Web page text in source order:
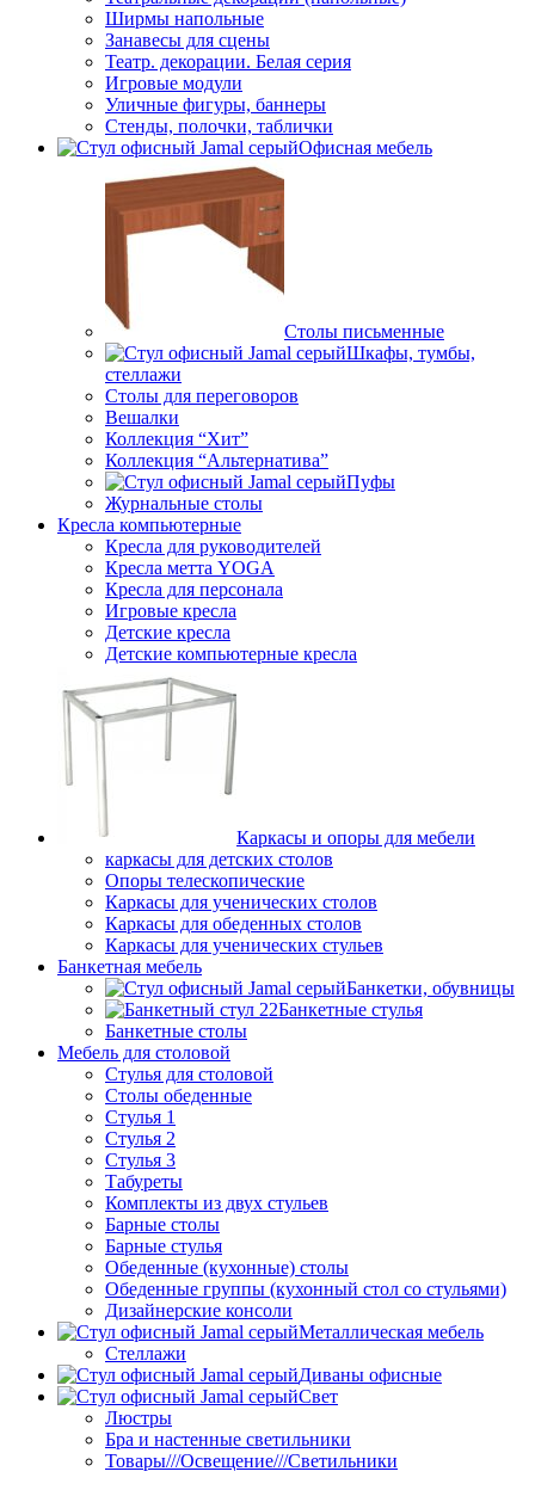
Ширмы напольные
Занавесы для сцены
Театр. декорации. Белая серия
Игровые модули
Уличные фигуры, баннеры
Стенды, полочки, таблички
Офисная мебель
Столы письменные
Шкафы, тумбы,
стеллажи
Столы для переговоров
Вешалки
Коллекция “Хит”
Коллекция “Альтернатива”
Пуфы
Журнальные столы
Кресла компьютерные
Кресла для руководителей
Кресла метта YOGA
Кресла для персонала
Игровые кресла
Детские кресла
Детские компьютерные кресла
Каркасы и опоры для мебели
каркасы для детских столов
Опоры телескопические
Каркасы для ученических столов
Каркасы для обеденных столов
Каркасы для ученических стульев
Банкетная мебель
Банкетки, обувницы
Банкетные стулья
Банкетные столы
Мебель для столовой
Стулья для столовой
Столы обеденные
Стулья 1
Стулья 2
Стулья 3
Табуреты
Комплекты из двух стульев
Барные столы
Барные стулья
Обеденные (кухонные) столы
Обеденные группы (кухонный стол со стульями)
Дизайнерские консоли
Металлическая мебель
Стеллажи
Диваны офисные
Свет
Люстры
Бра и настенные светильники
Товары///Освещение///Светильники